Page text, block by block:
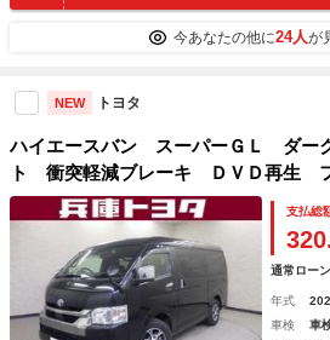
今あなたの他に24人が
NEW トヨタ
ハイエースバン スーパーＧＬ ダー
ト 衝突軽減ブレーキ ＤＶＤ再生
ビ ナビＴＶ ＥＴＣ オートエアコ
オーナー キーフリー 助手席エア
支払総
通常ローン
年式
車検
車